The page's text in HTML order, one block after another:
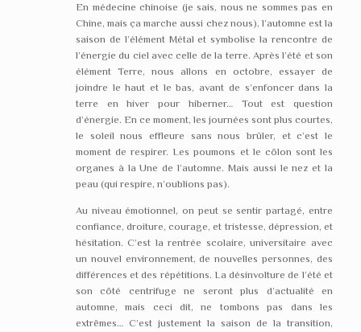
En médecine chinoise (je sais, nous ne sommes pas en
Chine, mais ça marche aussi chez nous), l’automne est la
saison de l’élément Métal et symbolise la rencontre de
l’énergie du ciel avec celle de la terre. Après l’été et son
élément Terre, nous allons en octobre, essayer de
joindre le haut et le bas, avant de s’enfoncer dans la
terre en hiver pour hiberner… Tout est question
d’énergie. En ce moment, les journées sont plus courtes,
le soleil nous effleure sans nous brûler, et c’est le
moment de respirer. Les poumons et le côlon sont les
organes à la Une de l’automne. Mais aussi le nez et la
peau (qui respire, n’oublions pas).
Au niveau émotionnel, on peut se sentir partagé, entre
confiance, droiture, courage, et tristesse, dépression, et
hésitation. C’est la rentrée scolaire, universitaire avec
un nouvel environnement, de nouvelles personnes, des
différences et des répétitions. La désinvolture de l’été et
son côté centrifuge ne seront plus d’actualité en
automne, mais ceci dit, ne tombons pas dans les
extrêmes… C’est justement la saison de la transition,